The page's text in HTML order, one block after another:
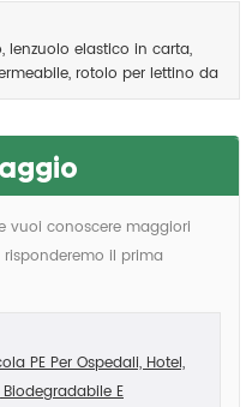
lenzuolo elastico in carta,
rotolo per lettino da
vuoi conoscere maggiori
il prima
PE Per Ospedali, Hotel,
E